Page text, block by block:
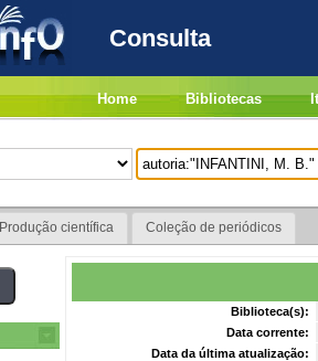
Consulta
Home Bibliotecas
Produção científica Coleção de periódicos
Biblioteca(s):
Data corrente:
Data da última atualização: